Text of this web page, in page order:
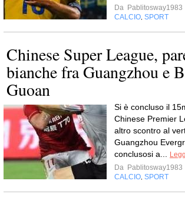
Da Pablitosway1983
CALCIO, SPORT
Chinese Super League,
bianche fra Guangzhou e
Guoan
Si è concluso il
Chinese Premier
altro scontro al
Guangzhou
conclusosi a...
Da Pablitosway1983
CALCIO, SPORT